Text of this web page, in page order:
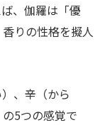
、伽羅は「優
りの性格を擬人
、辛（から
5つの感覚で